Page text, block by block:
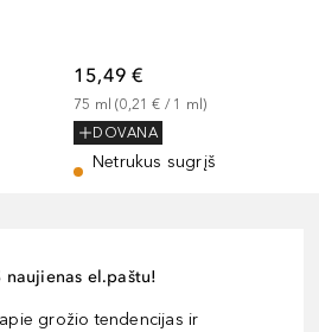
15,49 €
75 ml (0,21 € / 1 ml)
DOVANA
Netrukus sugrįš
naujienas el.paštu!
grožio tendencijas ir